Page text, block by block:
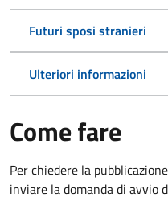
Futuri sposi stranieri
Ulteriori informazioni
Come fare
Per chiedere la
inviare la domanda di avvio